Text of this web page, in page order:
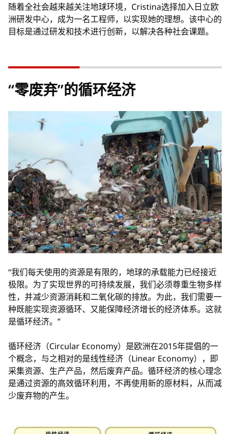
随着全社会越来越关注地球环境，Cristina选择加入日立欧
洲研发中心，成为一名工程师，以实现她的理想。该中心的
目标是通过研发和技术进行创新，以解决各种社会课题。
“零废弃”的循环经济
“我们每天使用的资源是有限的，地球的承载能力已经接近
极限。为了实现世界的可持续发展，我们必须尊重生物多样
性，并减少资源消耗和二氧化碳的排放。为此，我们需要一
种既能实现资源循环、又能保障经济增长的经济体系。这就
是循环经济。”
循环经济（Circular Economy）是欧洲在2015年提倡的一
个概念，与之相对的是线性经济（Linear Economy），即
采集资源、生产产品，然后废弃产品。循环经济的核心理念
是通过资源的高效循环利用，不再使用新的原材料，从而减
少废弃物的产生。